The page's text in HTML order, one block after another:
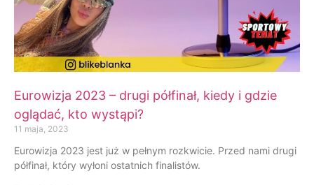
Eurowizja 2023 – drugi półfinał, kiedy i gdzie
oglądać, kto wystąpi?
11 maja, 2023
Eurowizja 2023 jest już w pełnym rozkwicie. Przed nami drugi
półfinał, który wyłoni ostatnich finalistów.